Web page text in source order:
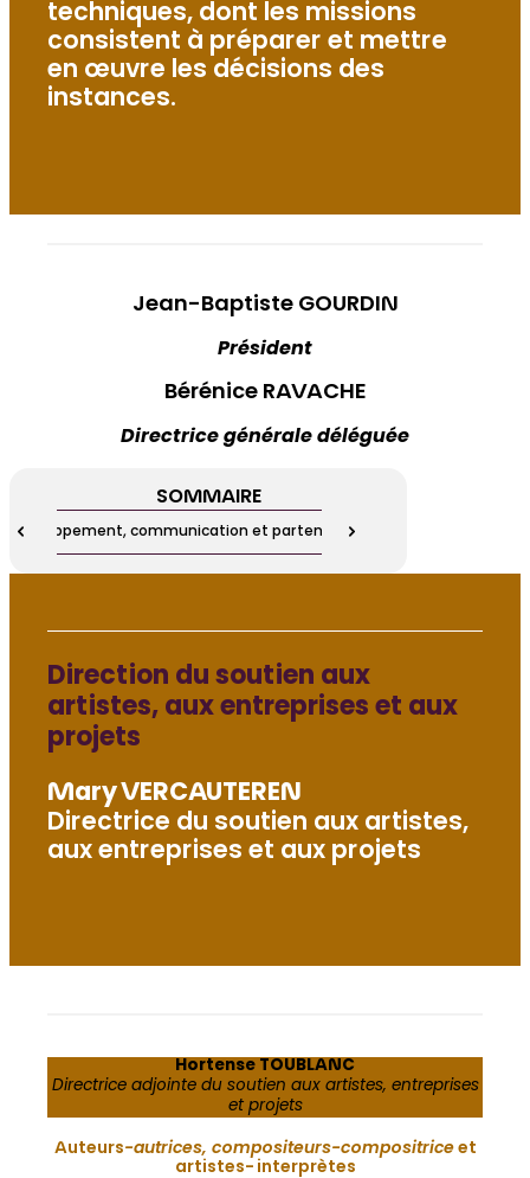
techniques, dont les missions
consistent à préparer et mettre
en œuvre les décisions des
instances.
Jean-Baptiste GOURDIN
Président
Bérénice RAVACHE
Directrice générale déléguée
SOMMAIRE
Développement, communication et partenariats
Direction du soutien aux
artistes, aux entreprises et aux
projets
Mary VERCAUTEREN
Directrice du soutien aux artistes,
aux entreprises et aux projets
Hortense TOUBLANC
Directrice adjointe du soutien aux artistes, entreprises
et projets
Auteurs-autrices, compositeurs-compositriceet
artistes-interprètes